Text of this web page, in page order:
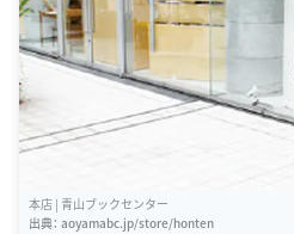
本店 | 青山ブックセンター
出典： aoyamabc.jp/store/honten